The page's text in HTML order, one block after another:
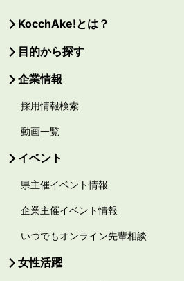
KocchAke!とは？
目的から探す
企業情報
採用情報検索
動画一覧
イベント
県主催イベント情報
企業主催イベント情報
いつでもオンライン先輩相談
女性活躍